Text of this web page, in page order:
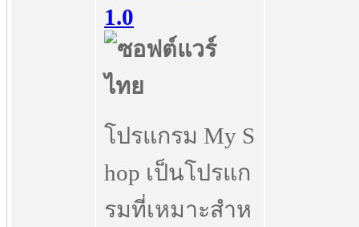
1.0
โปรแกรม My S
hop เป็นโปรแก
รมที่เหมาะสำห